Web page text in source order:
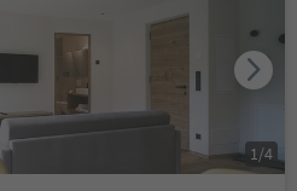
1 /4